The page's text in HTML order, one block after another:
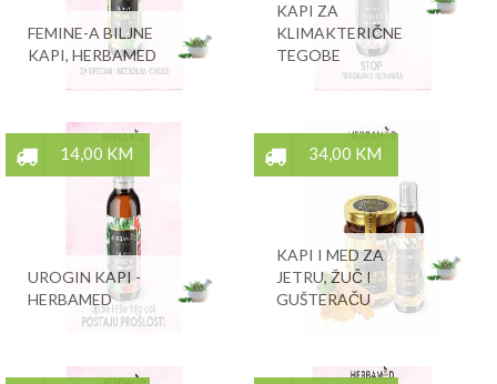
FEMINE-A BILJNE
KAPI, HERBAMED
KAPI ZA
KLIMAKTERIČNE
TEGOBE
14,00 KM
UROGIN KAPI -
HERBAMED
34,00 KM
KAPI I MED ZA
JETRU, ŽUČ I
GUŠTERAČU